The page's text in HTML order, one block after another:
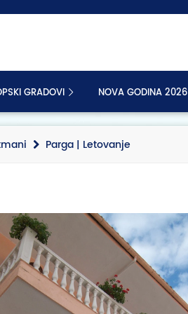
GRADOVI NOVA GODINA 2026
Parga | Letovanje